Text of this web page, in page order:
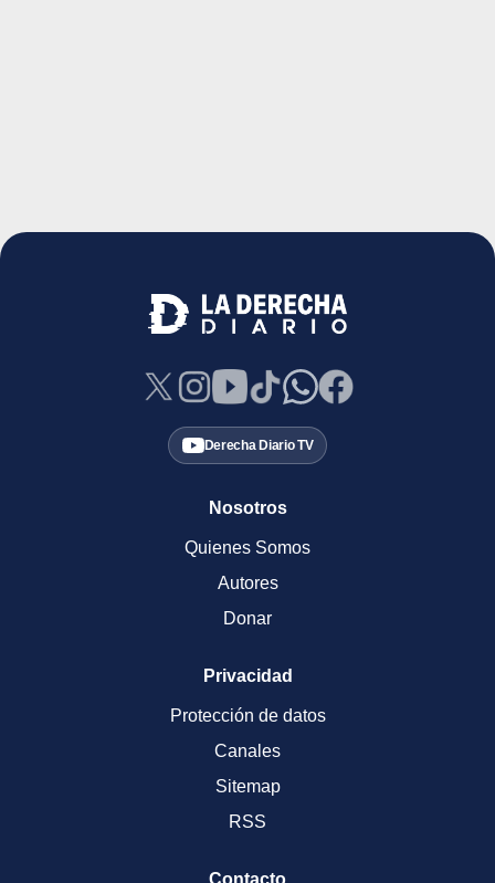
Derecha Diario TV
Nosotros
Quienes Somos
Autores
Donar
Privacidad
Protección de datos
Canales
Sitemap
RSS
Contacto